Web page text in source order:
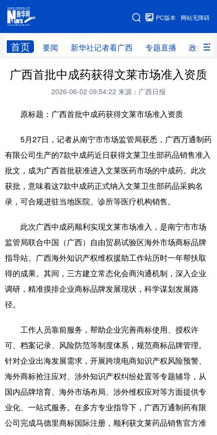
网站无障碍
PC版本
首页 要闻 新华社记者看广西 专题直播 政务信
网站地图
广西频道
新华社记者 专题直播
图片新闻 壮美广西
新华网导航
学习进行时 高层 时政 人事
国际 财经 网评 港澳
科技 科普 体育 文化
健康 军事 访谈 视频
图片 中央文件 金融 汽车
食品 人居 信息化 乡村振兴
会展 彩票 娱乐 时尚
悦读 公益 书画 一带一路
亚太网 上市公司 文化产业
地方频道
广西首批中成药获得文莱市场准入资质
2026-06-02 09:54:22 来源：广西日报
原标题：广西首批中成药获得文莱市场准入资质
5月27日，记者从南宁市市场监管局获悉，广西万通制药
有限公司生产的7款中成药近日获得文莱卫生部药品销售准入
批文，成为广西首批获准进入文莱医药市场的中成药。此次
获批，意味着这7款中成药正式纳入文莱卫生部药品采购名
录，可合规进驻当地医院、诊所等医疗机构销售。
此次广西中成药顺利实现文莱市场准入，是南宁市市场
监管局联合中国（广西）自由贸易试验区海外市场商标品牌
指导站、广西海外知识产权维权援助工作站历时一年帮扶取
得的成果。其间，三方建立常态化会商沟通机制，深入企业
调研，精准摸排企业商标品牌发展现状，科学谋划发展路
径。
工作人员靠前服务，帮助企业完善商标使用、授权许
可、档案记录、风险防范等制度体系，规范商标品牌管理。
针对企业出海发展需求，开展跨境电商知识产权风险预警、
海外商标抢注应对、涉外知识产权纠纷处置等专题辅导，从
国内品牌培育、海外市场布局、涉外维权应对等方面提供专
业化、一站式服务。在多方专业指导下，广西万通制药有限
公司完成马德里商标国际注册，顺利获文莱药品销售官方准